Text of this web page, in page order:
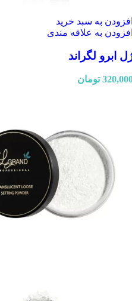
به سبد خرید
به علاقه مندی
ابرو لگراند
تومان